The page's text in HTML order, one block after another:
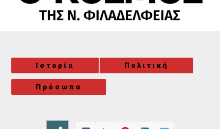
Ιστορία Πολιτική
Πρόσωπα